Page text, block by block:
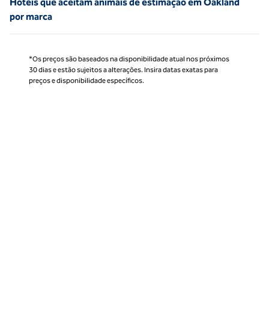
por marca
*Os preços são baseados na disponibilidade atual nos próximos
30 dias e estão sujeitos a alterações. Insira datas exatas para
preços e disponibilidade específicos.